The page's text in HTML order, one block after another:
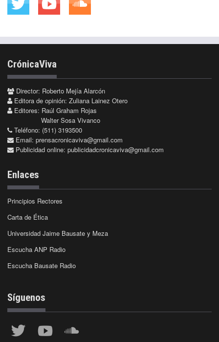
CrónicaViva
Director: Roberto Mejía Alarcón
Editora de opinión: Zuliana Lainez Otero
Editores: Raúl Graham Rojas
Walter Sosa Vivanco
Teléfono: (511) 3193500
Email: prensacronicaviva@gmail.com
Publicidad online: publicidadcronicaviva@gmail.com
Enlaces
Principios Rectores
Carta de Ética
Universidad Jaime Bausate y Meza
Escucha ANP Radio
Escucha Bausate Radio
Síguenos